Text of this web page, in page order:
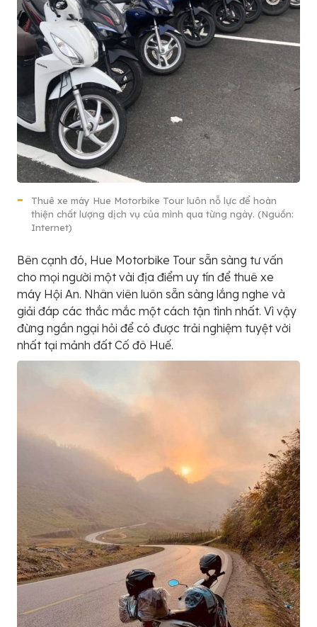
Thuê xe máy Hue Motorbike Tour luôn nỗ lực để hoàn
thiện chất lượng dịch vụ của mình qua từng ngày. (Nguồn:
Internet)
Bên cạnh đó, Hue Motorbike Tour sẵn sàng tư vấn
cho mọi người một vài địa điểm uy tín để thuê xe
máy Hội An. Nhân viên luôn sẵn sàng lắng nghe và
giải đáp các thắc mắc một cách tận tình nhất. Vì vậy
đừng ngần ngại hỏi để có được trải nghiệm tuyệt vời
nhất tại mảnh đất Cố đô Huế.